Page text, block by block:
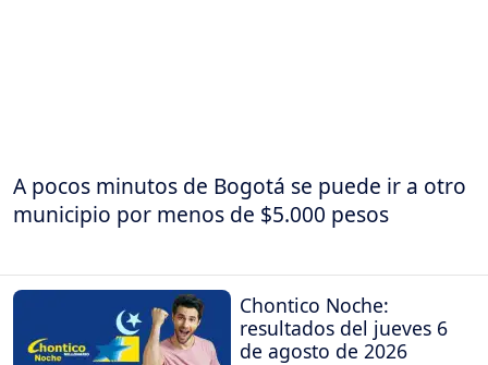
A pocos minutos de Bogotá se puede ir a otro
municipio por menos de $5.000 pesos
Chontico Noche:
resultados del jueves 6
de agosto de 2026